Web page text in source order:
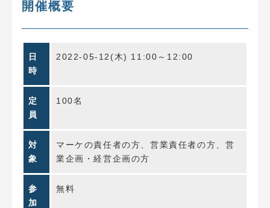
開催概要
日
時
2022-05-12(木) 11:00～12:00
定
員
100名
対
象
マーケの責任者の方、営業責任者の方、営
業企画・経営企画の方
参
加
無料